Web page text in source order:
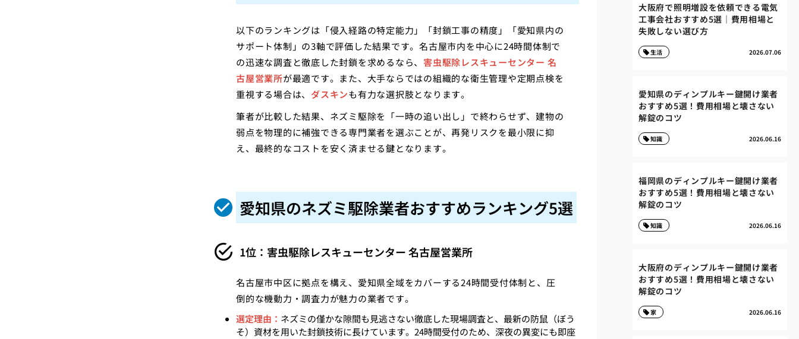
以下のランキングは「侵入経路の特定能力」「封鎖工事の精度」「愛知県内の
サポート体制」の3軸で評価した結果です。名古屋市内を中心に24時間体制で
の迅速な調査と徹底した封鎖を求めるなら、 害虫駆除レスキューセンター 名
古屋営業所が最適です。また、大手ならではの組織的な衛生管理や定期点検を
重視する場合は、 ダスキンも有力な選択肢となります。
筆者が比較した結果、ネズミ駆除を「一時の追い出し」で終わらせず、建物の
弱点を物理的に補強できる専門業者を選ぶことが、再発リスクを最小限に抑
え、最終的なコストを安く済ませる鍵となります。
愛知県のネズミ駆除業者おすすめランキング5選
1位：害虫駆除レスキューセンター 名古屋営業所
名古屋市中区に拠点を構え、愛知県全域をカバーする24時間受付体制と、圧
倒的な機動力・調査力が魅力の業者です。
選定理由： ネズミの僅かな隙間も見逃さない徹底した現場調査と、最新の防鼠（ぼう
そ）資材を用いた封鎖技術に長けています。24時間受付のため、深夜の異変にも即座
大阪府で照明増設を依頼できる電気
工事会社おすすめ5選｜費用相場と
失敗しない選び方
2026.07.06
生活
愛知県のディンプルキー鍵開け業者
おすすめ5選！費用相場と壊さない
解錠のコツ
2026.06.16
知識
福岡県のディンプルキー鍵開け業者
おすすめ5選！費用相場と壊さない
解錠のコツ
2026.06.16
知識
大阪府のディンプルキー鍵開け業者
おすすめ5選！費用相場と壊さない
解錠のコツ
2026.06.16
家